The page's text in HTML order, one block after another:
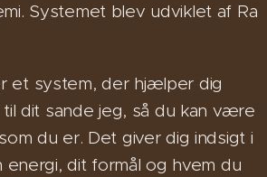
Systemet blev udviklet af Ra
et system, der hjælper dig
dit sande jeg, så du kan være
du er. Det giver dig indsigt i
energi, dit formål og hvem du